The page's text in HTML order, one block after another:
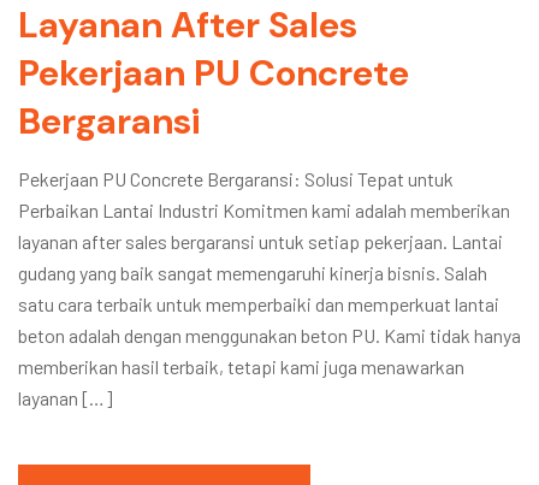
Layanan After Sales
Pekerjaan PU Concrete
Bergaransi
Pekerjaan PU Concrete Bergaransi: Solusi Tepat untuk
Perbaikan Lantai Industri Komitmen kami adalah memberikan
layanan after sales bergaransi untuk setiap pekerjaan. Lantai
gudang yang baik sangat memengaruhi kinerja bisnis. Salah
satu cara terbaik untuk memperbaiki dan memperkuat lantai
beton adalah dengan menggunakan beton PU. Kami tidak hanya
memberikan hasil terbaik, tetapi kami juga menawarkan
layanan […]